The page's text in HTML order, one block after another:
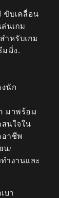
ขับเคลื่อน
นเกม
ำหรับเกม
มมิ่ง.
นัก
มาพร้อม
นใจใน
อาชีพ
น/
ำงานและ
บา